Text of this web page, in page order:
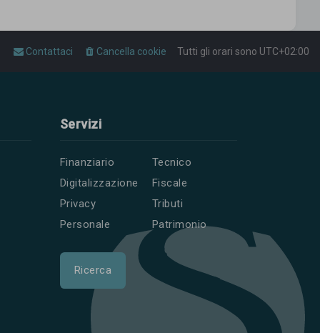
Tutti gli orari sono UTC+02:00
Cancella cookie
Contattaci
Servizi
Finanziario
Digitalizzazione
Privacy
Personale
Tecnico
Fiscale
Tributi
Patrimonio
Ricerca